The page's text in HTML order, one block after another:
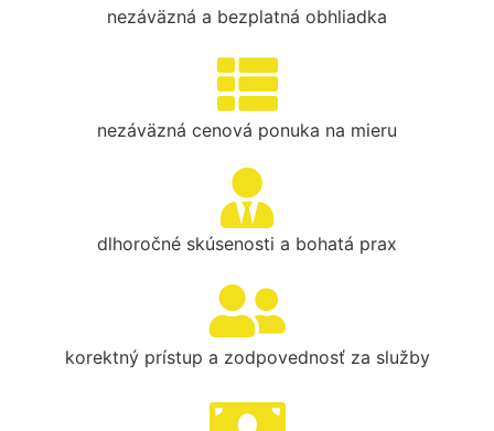
nezáväzná a bezplatná obhliadka
nezáväzná cenová ponuka na mieru
dlhoročné skúsenosti a bohatá prax
korektný prístup a zodpovednosť za služby